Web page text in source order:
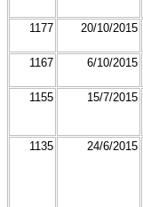
1177 20/10/2015
1167 6/10/2015
1155 15/7/2015
1135 24/6/2015